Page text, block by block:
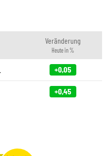
Veränderung
Heute in %
+0,05
+0,45